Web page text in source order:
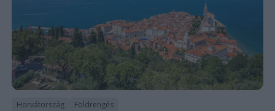
Horvátország Földrengés